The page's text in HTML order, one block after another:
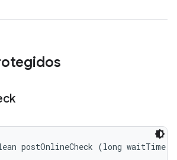
postOnlineCheck (long waitTime)